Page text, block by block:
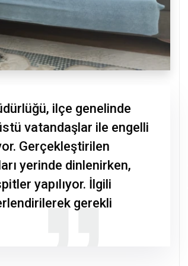
ilçe genelinde
vatandaşlar ile engelli
Gerçekleştirilen
yerinde dinlenirken,
yapılıyor. İlgili
gerekli